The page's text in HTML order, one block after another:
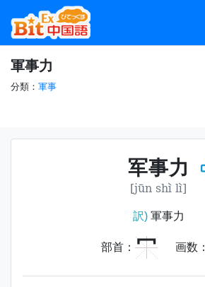
軍事力
分類： 軍事
军事力
[jūn shì lì]
訳)軍事力
部首： 冖 画数：